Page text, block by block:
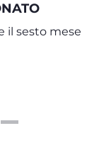
il sesto mese